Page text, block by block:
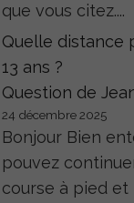
que vous citez....
Quelle distance
13 ans ?
Question de
24 décembre 2025
Bonjour Bien
pouvez
course à pied et